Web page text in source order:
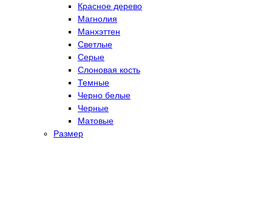
Красное дерево
Магнолия
Манхэттен
Светлые
Серые
Слоновая кость
Темные
Черно белые
Черные
Матовые
Размер